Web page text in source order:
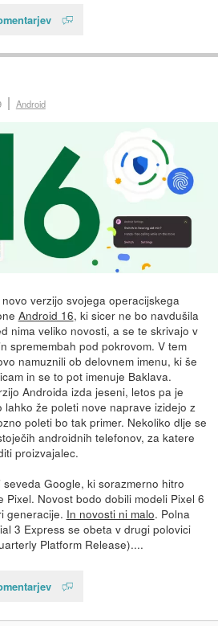
Android
verzijo svojega operacijskega
Android 16, ki sicer ne bo navdušila
nima veliko novosti, a se te skrivajo v
spremembah pod pokrovom. V tem
namuznili ob delovnem imenu, ki še
in se to pot imenuje Baklava.
Androida izda jeseni, letos pa je
že poleti nove naprave izidejo z
poleti bo tak primer. Nekoliko dlje se
androidnih telefonov, za katere
proizvajalec.
Google, ki sorazmerno hitro
Novost bodo dobili modeli Pixel 6
generacije. In novosti ni malo. Polna
3 Express se obeta v drugi polovici
Platform Release)....